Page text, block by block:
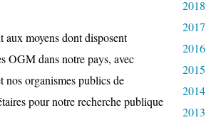
aux moyens dont disposent
OGM dans notre pays, avec
organismes publics de
pour notre recherche publique
2018
2017
2016
2015
2014
2013